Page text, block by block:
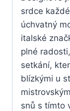
srdce
úchvatný
italské
plné
setkání,
blízkými u
snů s tímto